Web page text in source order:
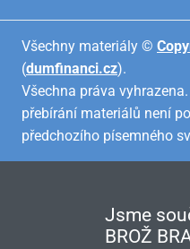
Všechny materiály ©
(dumfinanci.cz).
Všechna práva
přebírání materiálů není
předchozího písemného
Jsme
BROŽ